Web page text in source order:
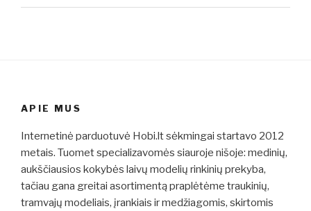
APIE MUS
Internetinė parduotuvė Hobi.lt sėkmingai startavo 2012
metais. Tuomet specializavomės siauroje nišoje: medinių,
aukščiausios kokybės laivų modelių rinkinių prekyba,
tačiau gana greitai asortimentą praplėtėme traukinių,
tramvajų modeliais, įrankiais ir medžiagomis, skirtomis